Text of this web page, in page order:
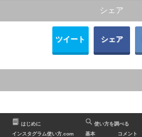
シェア
ツイート シェア
はじめに
インスタグラム使い方.com
使い方を調べる
基本
コメント